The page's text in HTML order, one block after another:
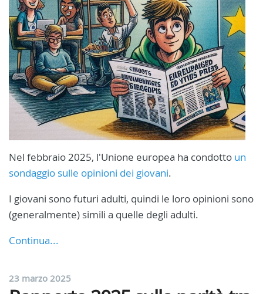
Nel febbraio 2025, l'Unione europea ha condotto un
sondaggio sulle opinioni dei giovani.
I giovani sono futuri adulti, quindi le loro opinioni sono
(generalmente) simili a quelle degli adulti.
Continua...
23 marzo 2025